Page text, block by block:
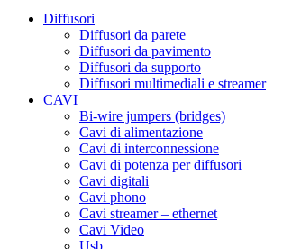
Diffusori
Diffusori da parete
Diffusori da pavimento
Diffusori da supporto
Diffusori multimediali e streamer
CAVI
Bi-wire jumpers (bridges)
Cavi di alimentazione
Cavi di interconnessione
Cavi di potenza per diffusori
Cavi digitali
Cavi phono
Cavi streamer – ethernet
Cavi Video
Usb